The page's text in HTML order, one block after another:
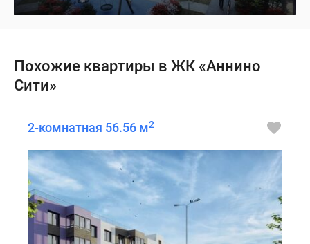
Похожие квартиры в ЖК «Аннино
Сити»
2-комнатная 56.56 м2